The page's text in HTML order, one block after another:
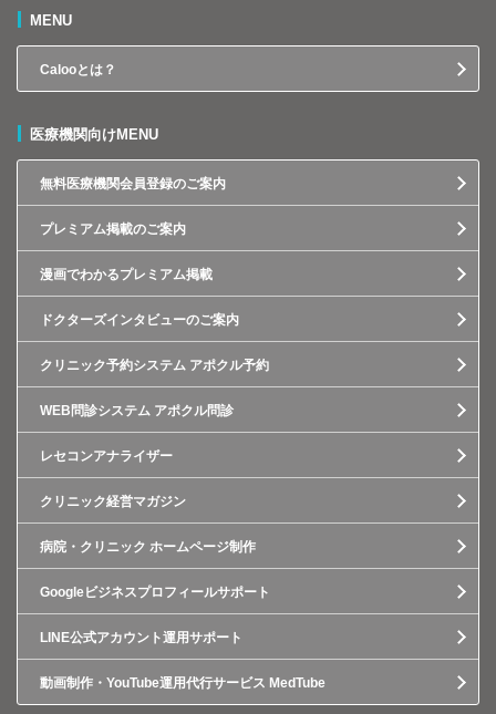
MENU
Calooとは？
医療機関向けMENU
無料医療機関会員登録のご案内
プレミアム掲載のご案内
漫画でわかるプレミアム掲載
ドクターズインタビューのご案内
クリニック予約システム アポクル予約
WEB問診システム アポクル問診
レセコンアナライザー
クリニック経営マガジン
病院・クリニック ホームページ制作
Googleビジネスプロフィールサポート
LINE公式アカウント運用サポート
動画制作・YouTube運用代行サービス MedTube